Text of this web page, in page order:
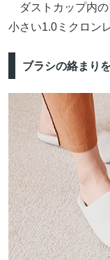
ダストカップ内の
小さい1.0ミクロン
ブラシの絡まり